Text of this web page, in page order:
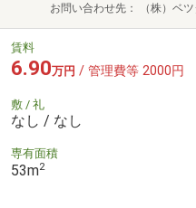
お問い合わせ先 （株）ベ
賃料
6.90万円 / 管理費等 2000円
敷 / 礼
なし / なし
専有面積
53m2